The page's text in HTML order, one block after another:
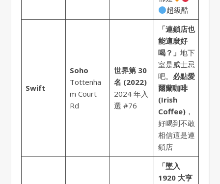
超級酷
Swift
Soho
Tottenha
m Court
Rd
世界第 30
名 (2022)
2024 年入
選 #76
「連鎖店也
能這麼好
喝？」 地下
室是威士忌
吧。 必點愛
爾蘭咖啡
(Irish
Coffee)，
好喝到不敢
相信這是連
鎖店
「墜入
1920 大亨